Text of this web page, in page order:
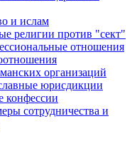
и ислам
религии против "сект"
отношения
организаций
юрисдикции
конфессии
сотрудничества и